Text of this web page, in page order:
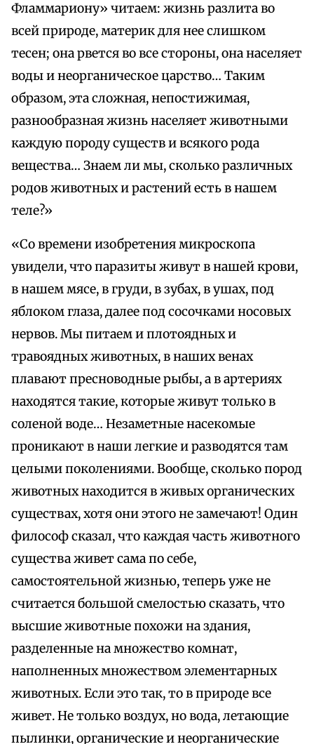
Фламмариону» читаем: жизнь разлита во
всей природе, материк для нее слишком
тесен; она рвется во все стороны, она населяет
воды и неорганическое царство… Таким
образом, эта сложная, непостижимая,
разнообразная жизнь населяет животными
каждую породу существ и всякого рода
вещества… Знаем ли мы, сколько различных
родов животных и растений есть в нашем
теле?»
«Со времени изобретения микроскопа
увидели, что паразиты живут в нашей крови,
в нашем мясе, в груди, в зубах, в ушах, под
яблоком глаза, далее под сосочками носовых
нервов. Мы питаем и плотоядных и
травоядных животных, в наших венах
плавают пресноводные рыбы, а в артериях
находятся такие, которые живут только в
соленой воде… Незаметные насекомые
проникают в наши легкие и разводятся там
целыми поколениями. Вообще, сколько пород
животных находится в живых органических
существах, хотя они этого не замечают! Один
философ сказал, что каждая часть животного
существа живет сама по себе,
самостоятельной жизнью, теперь уже не
считается большой смелостью сказать, что
высшие животные похожи на здания,
разделенные на множество комнат,
наполненных множеством элементарных
животных. Если это так, то в природе все
живет. Не только воздух, но вода, летающие
пылинки, органические и неорганические